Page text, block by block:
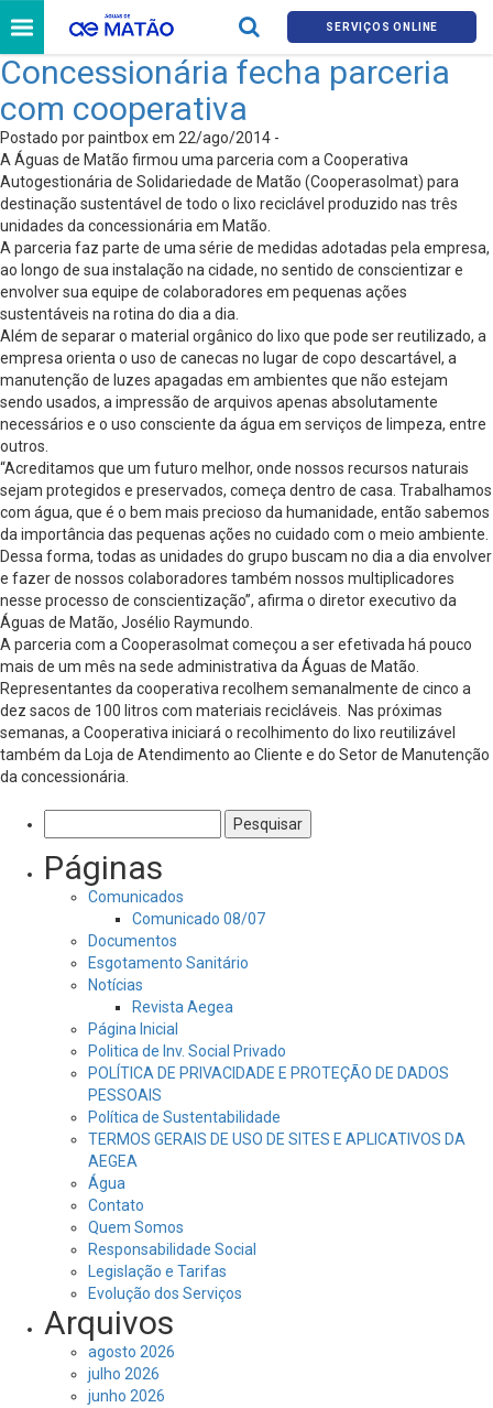
SERVIÇOS ONLINE
Concessionária fecha parceria
com cooperativa
Postado por paintbox em 22/ago/2014 -
A Águas de Matão firmou uma parceria com a Cooperativa
Autogestionária de Solidariedade de Matão (Cooperasolmat) para
destinação sustentável de todo o lixo reciclável produzido nas três
unidades da concessionária em Matão.
A parceria faz parte de uma série de medidas adotadas pela empresa,
ao longo de sua instalação na cidade, no sentido de conscientizar e
envolver sua equipe de colaboradores em pequenas ações
sustentáveis na rotina do dia a dia.
Além de separar o material orgânico do lixo que pode ser reutilizado, a
empresa orienta o uso de canecas no lugar de copo descartável, a
manutenção de luzes apagadas em ambientes que não estejam
sendo usados, a impressão de arquivos apenas absolutamente
necessários e o uso consciente da água em serviços de limpeza, entre
outros.
“Acreditamos que um futuro melhor, onde nossos recursos naturais
sejam protegidos e preservados, começa dentro de casa. Trabalhamos
com água, que é o bem mais precioso da humanidade, então sabemos
da importância das pequenas ações no cuidado com o meio ambiente.
Dessa forma, todas as unidades do grupo buscam no dia a dia envolver
e fazer de nossos colaboradores também nossos multiplicadores
nesse processo de conscientização”, afirma o diretor executivo da
Águas de Matão, Josélio Raymundo.
A parceria com a Cooperasolmat começou a ser efetivada há pouco
mais de um mês na sede administrativa da Águas de Matão.
Representantes da cooperativa recolhem semanalmente de cinco a
dez sacos de 100 litros com materiais recicláveis. Nas próximas
semanas, a Cooperativa iniciará o recolhimento do lixo reutilizável
também da Loja de Atendimento ao Cliente e do Setor de Manutenção
da concessionária.
por:
Páginas
Comunicados
Comunicado 08/07
Documentos
Esgotamento Sanitário
Notícias
Revista Aegea
Página Inicial
Politica de Inv. Social Privado
POLÍTICA DE PRIVACIDADE E PROTEÇÃO DE DADOS
PESSOAIS
Política de Sustentabilidade
TERMOS GERAIS DE USO DE SITES E APLICATIVOS DA
AEGEA
Água
Contato
Quem Somos
Responsabilidade Social
Legislação e Tarifas
Evolução dos Serviços
Arquivos
agosto 2026
julho 2026
junho 2026